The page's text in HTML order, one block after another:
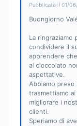
Pubblicata il 01/
Buongiorno
La ringraziamo
condividere il
apprendere
al cioccolato
aspettative.
Abbiamo
trasmettiamo
migliorare i
clienti.
Speriamo di